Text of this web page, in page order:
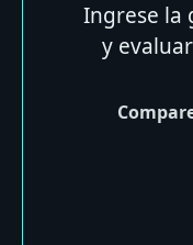
Ingrese la
y